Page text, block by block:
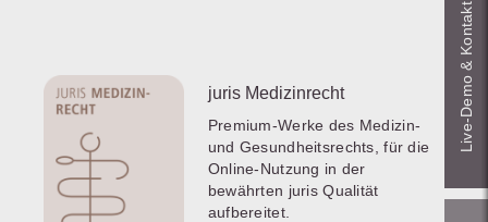
juris Medizinrecht
Premium-Werke des Medizin-
und Gesundheitsrechts, für die
Online-Nutzung in der
bewährten juris Qualität
aufbereitet.
Live‑Demo & Kontakt